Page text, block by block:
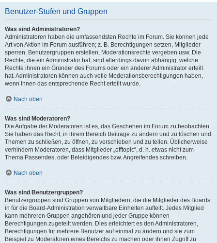
Benutzer-Stufen und Gruppen
Was sind Administratoren?
Administratoren haben die umfassendsten Rechte im Forum. Sie können jede
Art von Aktion im Forum ausführen; z. B. Berechtigungen setzen, Mitglieder
sperren, Benutzergruppen erstellen, Moderationsrechte vergeben usw. Die
Rechte, die ein Administrator hat, sind allerdings davon abhängig, welche
Rechte ihnen ein Gründer des Forums oder ein anderer Administrator erteilt
hat. Administratoren können auch volle Moderationsberechtigungen haben,
wenn ihnen das entsprechende Recht erteilt wurde.
Nach oben
Was sind Moderatoren?
Die Aufgabe der Moderatoren ist es, das Geschehen im Forum zu beobachten.
Sie haben das Recht, in ihrem Bereich Beiträge zu ändern und zu löschen und
Themen zu schließen, zu öffnen, zu verschieben und zu teilen. Üblicherweise
verhindern Moderatoren, dass Mitglieder „offtopic“, d. h. etwas nicht zum
Thema Passendes, oder Beleidigendes bzw. Angreifendes schreiben.
Nach oben
Was sind Benutzergruppen?
Benutzergruppen sind Gruppen von Mitgliedern, die die Mitglieder des Boards
in für die Board-Administration verwaltbare Einheiten aufteilt. Jedes Mitglied
kann mehreren Gruppen angehören und jeder Gruppe können
Berechtigungen zugeteilt werden. Dies erleichtert es den Administratoren,
Berechtigungen für mehrere Benutzer auf einmal zu ändern und sie zum
Beispiel zu Moderatoren eines Bereichs zu machen oder ihnen Zugriff zu